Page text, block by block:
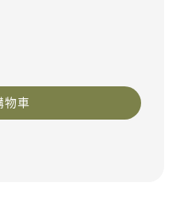
物車